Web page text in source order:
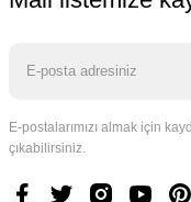
E-postalarımızı almak için
çıkabilirsiniz.